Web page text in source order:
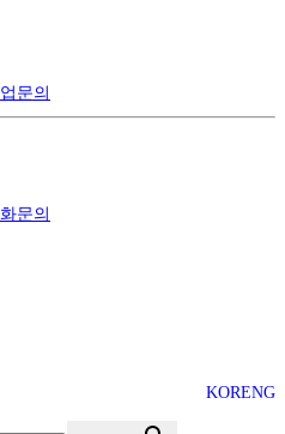
문의
문의
KORENG